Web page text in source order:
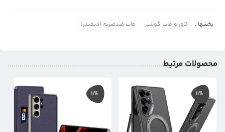
بخشها : کاور و قاب گوشی قاب ضدضربه (دیفندر)
محصولات مرتبط
11%
11%